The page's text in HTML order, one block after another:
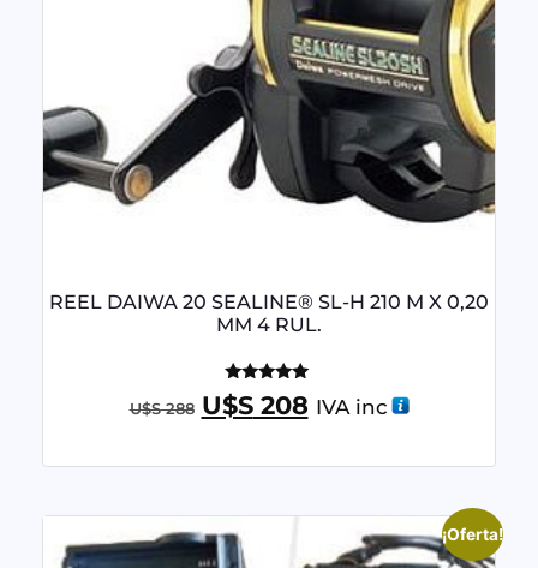
REEL DAIWA 20 SEALINE® SL-H 210 M X 0,20
MM 4 RUL.
Valorado
con
U$S288 U$S208 IVA inc
¡Oferta!